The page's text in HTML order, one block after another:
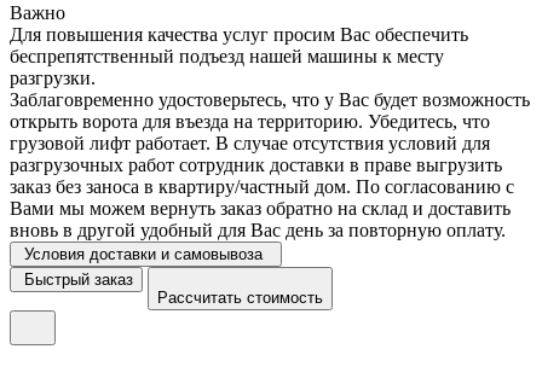
Важно
Для повышения качества услуг просим Вас обеспечить
беспрепятственный подъезд нашей машины к месту
разгрузки.
Заблаговременно удостоверьтесь, что у Вас будет возможность
открыть ворота для въезда на территорию. Убедитесь, что
грузовой лифт работает. В случае отсутствия условий для
разгрузочных работ сотрудник доставки в праве выгрузить
заказ без заноса в квартиру/частный дом. По согласованию с
Вами мы можем вернуть заказ обратно на склад и доставить
вновь в другой удобный для Вас день за повторную оплату.
Условия доставки и самовывоза
Быстрый заказ
Рассчитать стоимость